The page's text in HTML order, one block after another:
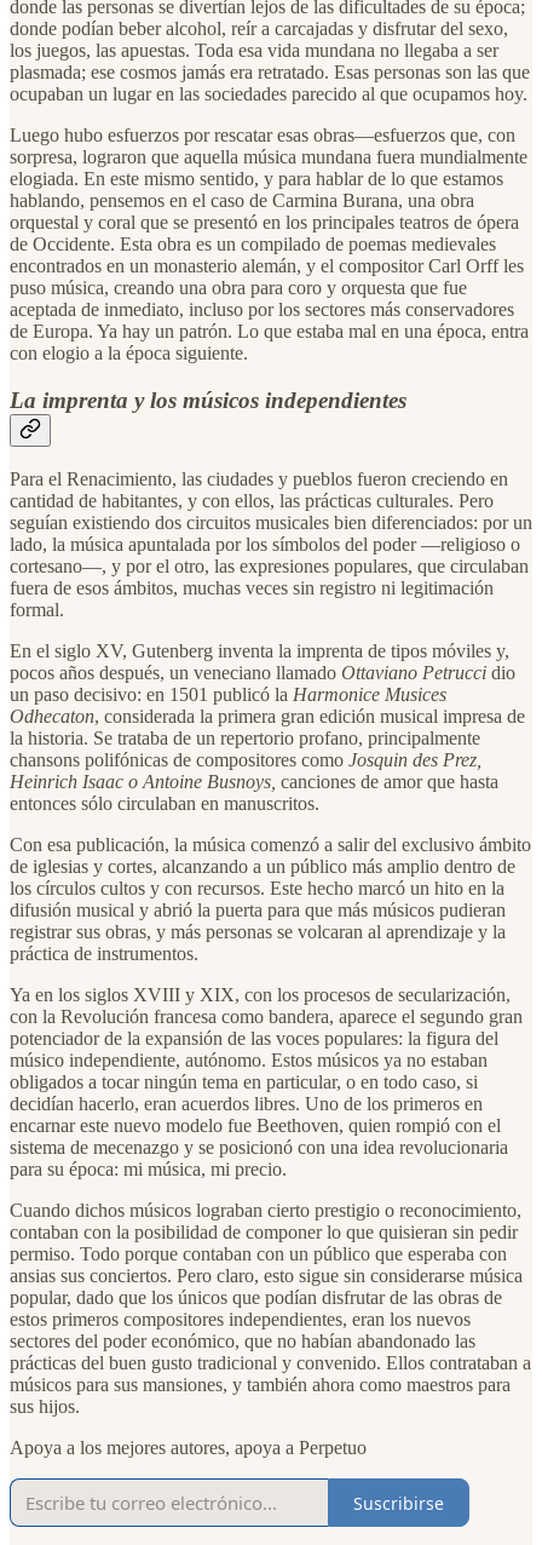
donde las personas se divertían lejos de las dificultades de su época;
donde podían beber alcohol, reír a carcajadas y disfrutar del sexo,
los juegos, las apuestas. Toda esa vida mundana no llegaba a ser
plasmada; ese cosmos jamás era retratado. Esas personas son las que
ocupaban un lugar en las sociedades parecido al que ocupamos hoy.
Luego hubo esfuerzos por rescatar esas obras—esfuerzos que, con
sorpresa, lograron que aquella música mundana fuera mundialmente
elogiada. En este mismo sentido, y para hablar de lo que estamos
hablando, pensemos en el caso de Carmina Burana, una obra
orquestal y coral que se presentó en los principales teatros de ópera
de Occidente. Esta obra es un compilado de poemas medievales
encontrados en un monasterio alemán, y el compositor Carl Orff les
puso música, creando una obra para coro y orquesta que fue
aceptada de inmediato, incluso por los sectores más conservadores
de Europa. Ya hay un patrón. Lo que estaba mal en una época, entra
con elogio a la época siguiente.
La imprenta y los músicos independientes
Para el Renacimiento, las ciudades y pueblos fueron creciendo en
cantidad de habitantes, y con ellos, las prácticas culturales. Pero
seguían existiendo dos circuitos musicales bien diferenciados: por un
lado, la música apuntalada por los símbolos del poder —religioso o
cortesano—, y por el otro, las expresiones populares, que circulaban
fuera de esos ámbitos, muchas veces sin registro ni legitimación
formal.
En el siglo XV, Gutenberg inventa la imprenta de tipos móviles y,
pocos años después, un veneciano llamado Ottaviano Petrucci dio
un paso decisivo: en 1501 publicó la Harmonice Musices
Odhecaton, considerada la primera gran edición musical impresa de
la historia. Se trataba de un repertorio profano, principalmente
chansons polifónicas de compositores como Josquin des Prez,
Heinrich Isaac o Antoine Busnoys, canciones de amor que hasta
entonces sólo circulaban en manuscritos.
Con esa publicación, la música comenzó a salir del exclusivo ámbito
de iglesias y cortes, alcanzando a un público más amplio dentro de
los círculos cultos y con recursos. Este hecho marcó un hito en la
difusión musical y abrió la puerta para que más músicos pudieran
registrar sus obras, y más personas se volcaran al aprendizaje y la
práctica de instrumentos.
Ya en los siglos XVIII y XIX, con los procesos de secularización,
con la Revolución francesa como bandera, aparece el segundo gran
potenciador de la expansión de las voces populares: la figura del
músico independiente, autónomo. Estos músicos ya no estaban
obligados a tocar ningún tema en particular, o en todo caso, si
decidían hacerlo, eran acuerdos libres. Uno de los primeros en
encarnar este nuevo modelo fue Beethoven, quien rompió con el
sistema de mecenazgo y se posicionó con una idea revolucionaria
para su época: mi música, mi precio.
Cuando dichos músicos lograban cierto prestigio o reconocimiento,
contaban con la posibilidad de componer lo que quisieran sin pedir
permiso. Todo porque contaban con un público que esperaba con
ansias sus conciertos. Pero claro, esto sigue sin considerarse música
popular, dado que los únicos que podían disfrutar de las obras de
estos primeros compositores independientes, eran los nuevos
sectores del poder económico, que no habían abandonado las
prácticas del buen gusto tradicional y convenido. Ellos contrataban a
músicos para sus mansiones, y también ahora como maestros para
sus hijos.
Apoya a los mejores autores, apoya a Perpetuo
Suscribirse